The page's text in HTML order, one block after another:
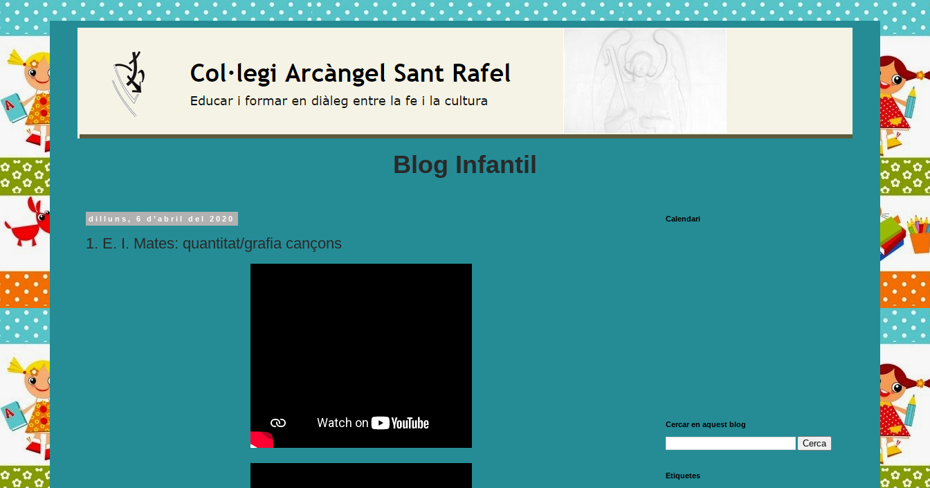
Blog Infantil
dilluns, 6 d’abril del 2020
1. E. I. Mates: quantitat/grafia cançons
Calendari
Cercar en aquest blog
Etiquetes